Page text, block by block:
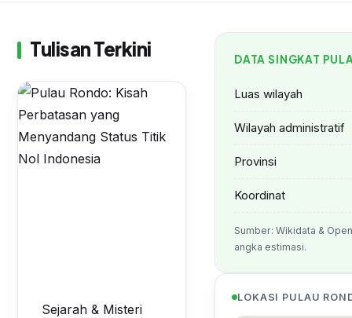
Indonesia
Tulisan Terkini
Sejarah & Misteri
DATA SINGKAT
Luas wilayah
Wilayah administratif
Provinsi
Koordinat
Sumber: Wikidata &
angka estimasi.
LOKASI PULAU